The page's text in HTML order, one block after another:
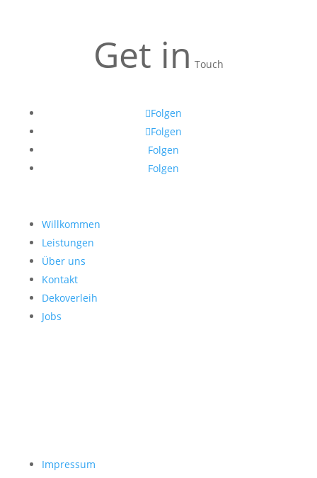
Get in Touch
Folgen
Folgen
Folgen
Folgen
Willkommen
Leistungen
Über uns
Kontakt
Dekoverleih
Jobs
Impressum